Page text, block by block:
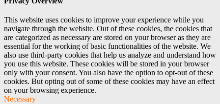
This website uses cookies to improve your experience while you
navigate through the website. Out of these cookies, the cookies that
are categorized as necessary are stored on your browser as they are
essential for the working of basic functionalities of the website. We
also use third-party cookies that help us analyze and understand how
you use this website. These cookies will be stored in your browser
only with your consent. You also have the option to opt-out of these
cookies. But opting out of some of these cookies may have an effect
on your browsing experience.
Necessary